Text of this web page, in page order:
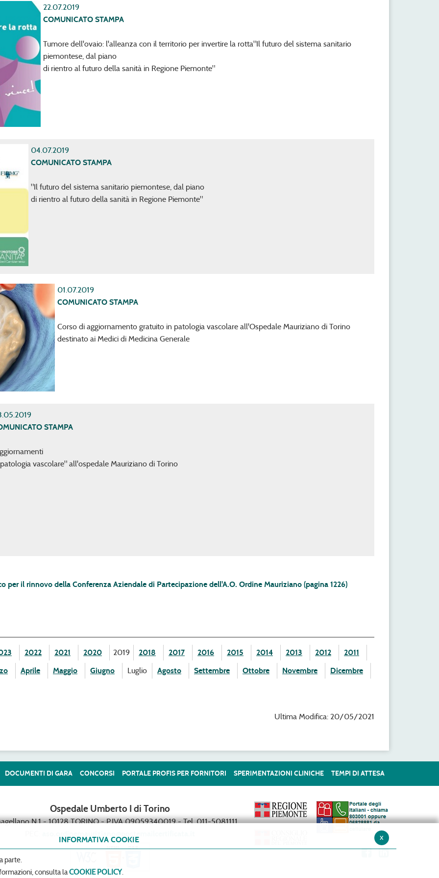
22.07.2019
COMUNICATO STAMPA
Tumore dell'ovaio: l'alleanza con il territorio per invertire la rotta"Il futuro del sistema sanitario
piemontese, dal piano
di rientro al futuro della sanità in Regione Piemonte"
04.07.2019
COMUNICATO STAMPA
"Il futuro del sistema sanitario piemontese, dal piano
di rientro al futuro della sanità in Regione Piemonte"
01.07.2019
COMUNICATO STAMPA
Corso di aggiornamento gratuito in patologia vascolare all'Ospedale Mauriziano di Torino
destinato ai Medici di Medicina Generale
STAMPA
vascolare" all'ospedale Mauriziano di Torino
per il rinnovo della Conferenza Aziendale di Partecipazione dell'A.O. Ordine Mauriziano (pagina 1226)
2022 2021 2020 2019 2018 2017 2016 2015 2014 2013 2012
2011
Aprile Maggio Giugno Luglio Agosto Settembre Ottobre Novembre Dicembre
Ultima Modifica: 20/05/2021
DOCUMENTI DI GARA CONCORSI PORTALE PROFIS PER FORNITORI SPERIMENTAZIONI CLINICHE TEMPI DI ATTESA
Ospedale Umberto I di Torino
N.1 - 10128 TORINO - P.IVA 09059340019 - Tel. 011-5081111
x
INFORMATIVA COOKIE
parte.
consulta laCOOKIE POLICY.